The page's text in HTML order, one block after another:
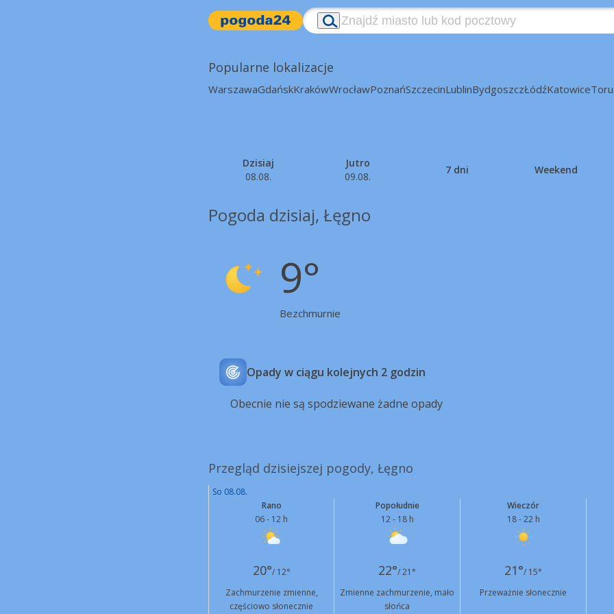
Popularne lokalizacje
WarszawaGdańskKrakówWrocławPoznańSzczecinLublinBydgoszczŁódźKatowice
Dzisiaj
08.08.
Jutro
09.08.
7 dni Weekend
Pogoda dzisiaj, Łęgno
9°
Bezchmurnie
Opady w ciągu kolejnych 2 godzin
Obecnie nie są spodziewane żadne opady
Przegląd dzisiejszej pogody, Łęgno
So 08.08.
Rano
06 - 12 h
Popołudnie
12 - 18 h
Wieczór
18 - 22 h
20°/ 12° 22°/ 21° 21°/ 15°
Zachmurzenie zmienne,
częściowo słonecznie
Zmienne zachmurzenie, mało
słońca
Przeważnie słonecznie